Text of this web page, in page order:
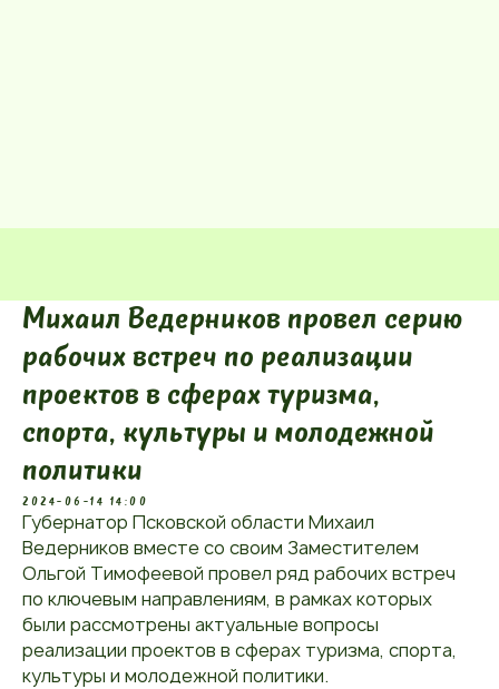
Михаил Ведерников провел серию
рабочих встреч по реализации
проектов в сферах туризма,
спорта, культуры и молодежной
политики
2024-06-14 14:00
Губернатор Псковской области Михаил
Ведерников вместе со своим Заместителем
Ольгой Тимофеевой провел ряд рабочих встреч
по ключевым направлениям, в рамках которых
были рассмотрены актуальные вопросы
реализации проектов в сферах туризма, спорта,
культуры и молодежной политики.